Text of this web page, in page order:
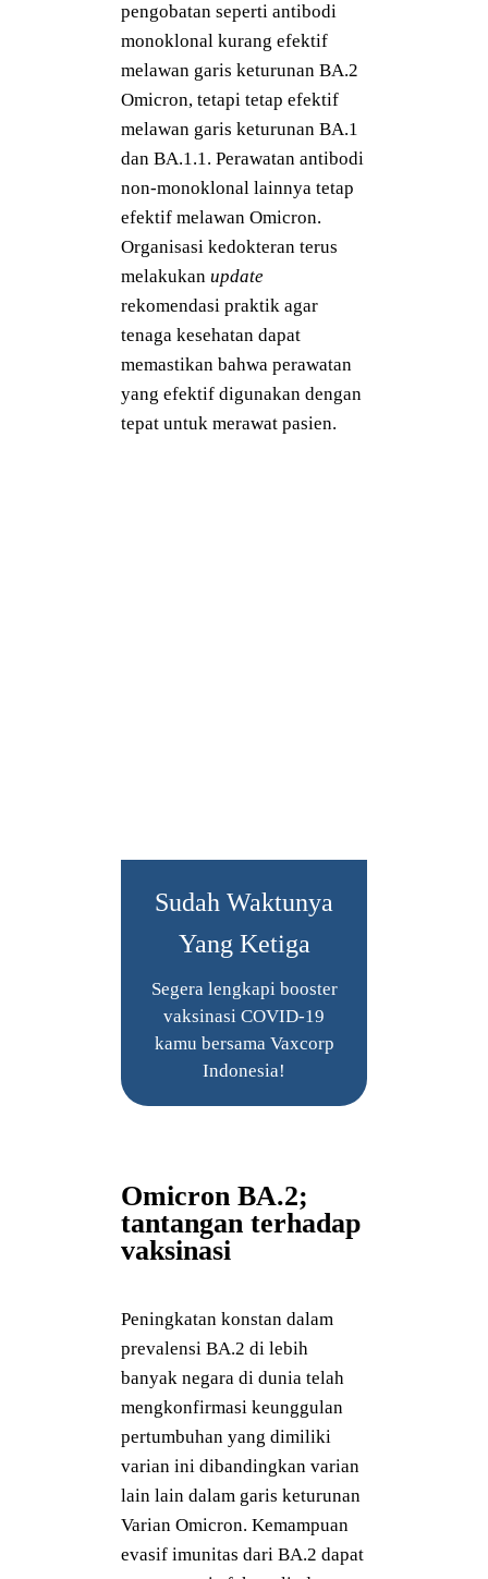
pengobatan seperti antibodi
monoklonal kurang efektif
melawan garis keturunan BA.2
Omicron, tetapi tetap efektif
melawan garis keturunan BA.1
dan BA.1.1. Perawatan antibodi
non-monoklonal lainnya tetap
efektif melawan Omicron.
Organisasi kedokteran terus
melakukanupdate
rekomendasi praktik agar
tenaga kesehatan dapat
memastikan bahwa perawatan
yang efektif digunakan dengan
tepat untuk merawat pasien.
Sudah Waktunya
Yang Ketiga
Segera lengkapi booster
vaksinasi COVID-19
kamu bersama Vaxcorp
Indonesia!
Omicron BA.2;
tantangan terhadap
vaksinasi
Peningkatan konstan dalam
prevalensi BA.2 di lebih
banyak negara di dunia telah
mengkonfirmasi keunggulan
pertumbuhan yang dimiliki
varian ini dibandingkan varian
lain lain dalam garis keturunan
Varian Omicron. Kemampuan
evasif imunitas dari BA.2 dapat